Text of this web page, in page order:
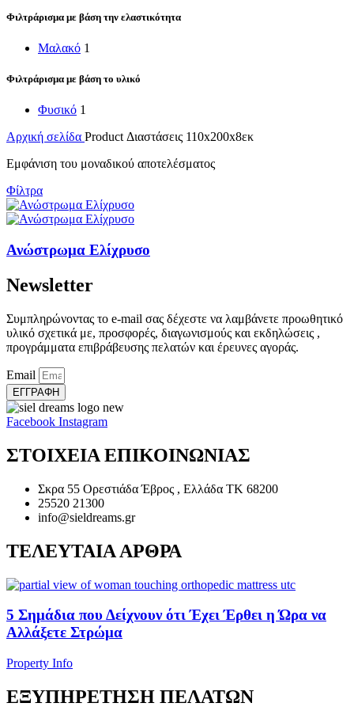
Φιλτράρισμα με βάση την ελαστικότητα
Μαλακό 1
Φιλτράρισμα με βάση το υλικό
Φυσικό 1
Αρχική σελίδα Product Διαστάσεις 110x200x8εκ
Εμφάνιση του μοναδικού αποτελέσματος
Φίλτρα
Ανώστρωμα Ελίχρυσο
Newsletter
Συμπληρώνοντας το e-mail σας δέχεστε να λαμβάνετε προωθητικό
υλικό σχετικά με, προσφορές, διαγωνισμούς και εκδηλώσεις ,
προγράμματα επιβράβευσης πελατών και έρευνες αγοράς.
Email
ΕΓΓΡΑΦΗ
Facebook Instagram
ΣΤΟΙΧΕΙΑ ΕΠΙΚΟΙΝΩΝΙΑΣ
Σκρα 55 Ορεστιάδα Έβρος , Ελλάδα ΤΚ 68200
25520 21300
info@sieldreams.gr
ΤΕΛΕΥΤΑΙΑ ΑΡΘΡΑ
5 Σημάδια που Δείχνουν ότι Έχει Έρθει η Ώρα να
Αλλάξετε Στρώμα
Property Info
ΕΞΥΠΗΡΕΤΗΣΗ ΠΕΛΑΤΩΝ